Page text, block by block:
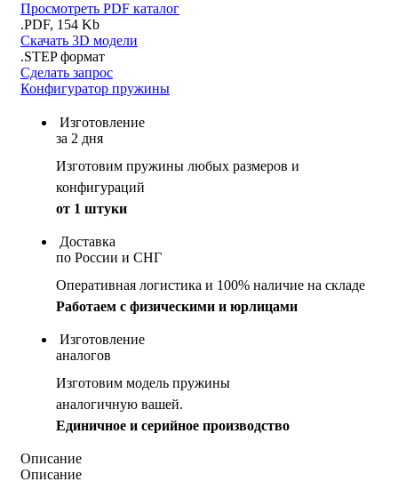
Просмотреть PDF каталог
.PDF, 154 Kb
Скачать 3D модели
.STEP формат
Сделать запрос
Конфигуратор пружины
Изготовление
за 2 дня
Изготовим пружины любых размеров и
конфигураций
от 1 штуки
Доставка
по России и СНГ
Оперативная логистика и 100% наличие на складе
Работаем с физическими и юрлицами
Изготовление
аналогов
Изготовим модель пружины
аналогичную вашей.
Единичное и серийное производство
Описание
Описание